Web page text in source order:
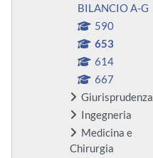
BILANCIO A-G
590
653
614
667
Giurisprudenza
Ingegneria
Medicina e
Chirurgia